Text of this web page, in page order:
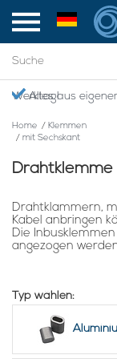
Giropay:
Home / Klemmen
/ mit Sechskant
Drahtklammern,
Kabel anbringen
Die
angezogen
Erhältlich in
CG-Serie - Die
Herstellung einer
die direkt auf das
verwendet
Typ wählen: